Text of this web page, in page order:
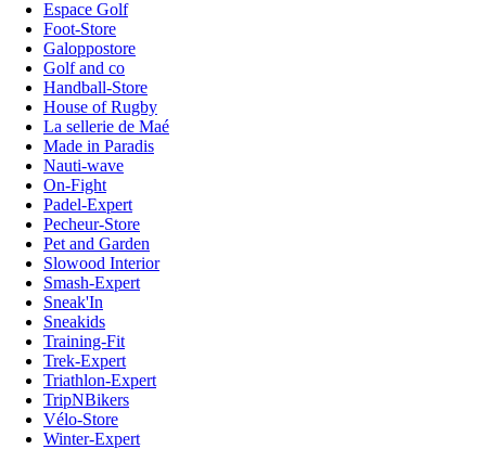
Espace Golf
Foot-Store
Galoppostore
Golf and co
Handball-Store
House of Rugby
La sellerie de Maé
Made in Paradis
Nauti-wave
On-Fight
Padel-Expert
Pecheur-Store
Pet and Garden
Slowood Interior
Smash-Expert
Sneak'In
Sneakids
Training-Fit
Trek-Expert
Triathlon-Expert
TripNBikers
Vélo-Store
Winter-Expert